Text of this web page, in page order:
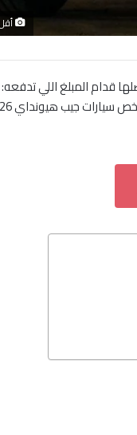
تحصلها قدام المبلغ